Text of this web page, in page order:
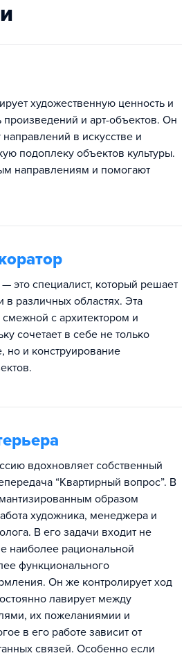
художественную ценность и
произведений и арт-объектов. Он
в искусстве и
подоплеку объектов культуры.
направлениям и помогают
это специалист, который решает
в различных областях. Эта
с архитектором и
сочетает в себе не только
но и конструирование
вдохновляет собственный
“Квартирный вопрос”. В
образом
художника, менеджера и
В его задачи входит не
наиболее рациональной
функционального
Он же контролирует ход
лавирует между
их пожеланиямии и
в его работе зависит от
связей. Особенно если